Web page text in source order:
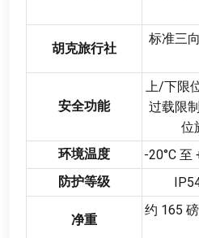
胡克旅行社
标准三
安全功能
上/下限
过载限
位
环境温度
-20°C 至
防护等级
净重
约 165